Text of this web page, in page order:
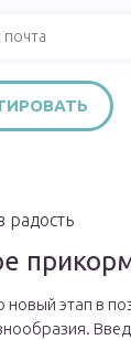
новый этап в